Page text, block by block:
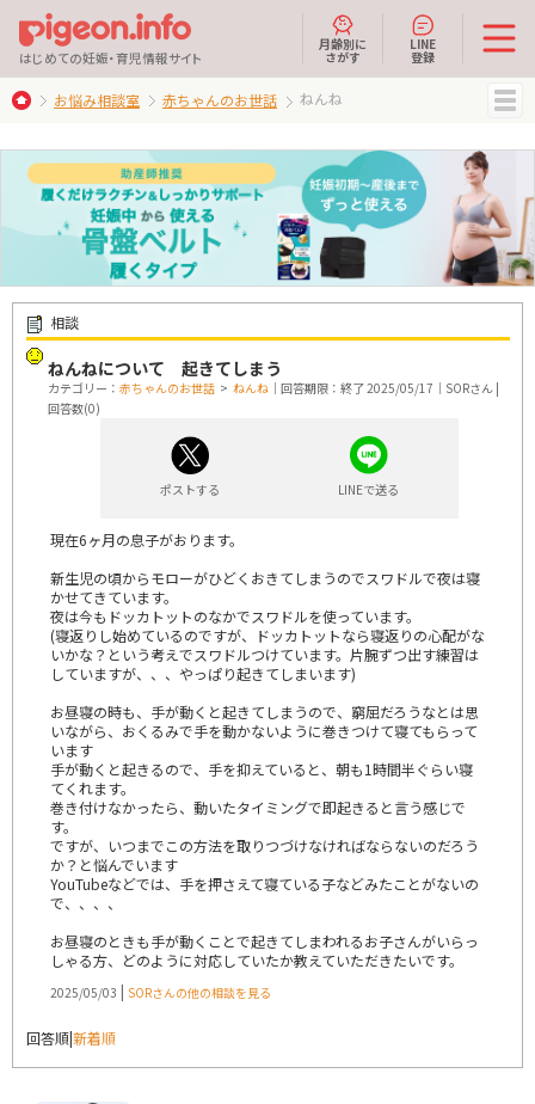
はじめての妊娠・育児情報サイト
月齢別に
さがす
LINE
登録
お悩み相談室 赤ちゃんのお世話 ねんね
相談
ねんねについて 起きてしまう
カテゴリー： 赤ちゃんのお世話 > ねんね ｜回答期限：終了 2025/05/17｜SORさん |
回答数(0)
ポストする LINEで送る
現在6ヶ月の息子がおります。
新生児の頃からモローがひどくおきてしまうのでスワドルで夜は寝
かせてきています。
夜は今もドッカトットのなかでスワドルを使っています。
(寝返りし始めているのですが、ドッカトットなら寝返りの心配がな
いかな？という考えでスワドルつけています。片腕ずつ出す練習は
していますが、、、やっぱり起きてしまいます)
お昼寝の時も、手が動くと起きてしまうので、窮屈だろうなとは思
いながら、おくるみで手を動かないように巻きつけて寝てもらって
います
手が動くと起きるので、手を抑えていると、朝も1時間半ぐらい寝
てくれます。
巻き付けなかったら、動いたタイミングで即起きると言う感じで
す。
ですが、いつまでこの方法を取りつづけなければならないのだろう
か？と悩んでいます
YouTubeなどでは、手を押さえて寝ている子などみたことがないの
で、、、、
お昼寝のときも手が動くことで起きてしまわれるお子さんがいらっ
しゃる方、どのように対応していたか教えていただきたいです。
2025/05/03 | SORさんの他の相談を見る
回答順|新着順